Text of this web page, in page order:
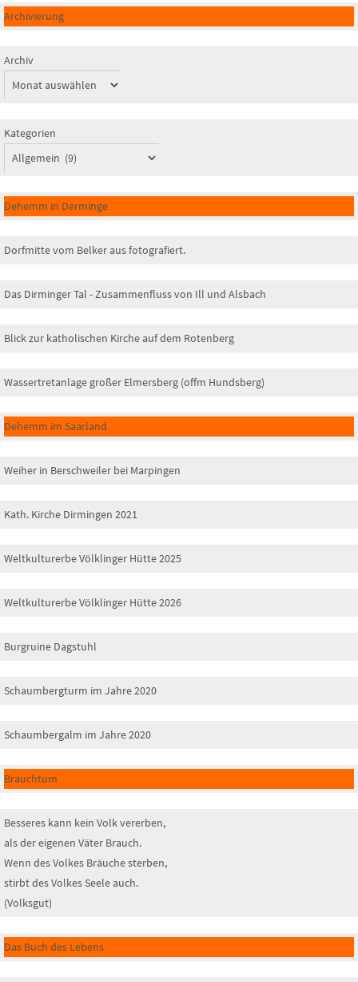
Archivierung
Archiv
Kategorien
Dehemm in Derminge
Dorfmitte vom Belker aus fotografiert.
Das Dirminger Tal - Zusammenfluss von Ill und Alsbach
Blick zur katholischen Kirche auf dem Rotenberg
Wassertretanlage großer Elmersberg (offm Hundsberg)
Dehemm im Saarland
Weiher in Berschweiler bei Marpingen
Kath. Kirche Dirmingen 2021
Weltkulturerbe Völklinger Hütte 2025
Weltkulturerbe Völklinger Hütte 2026
Burgruine Dagstuhl
Schaumbergturm im Jahre 2020
Schaumbergalm im Jahre 2020
Brauchtum
Besseres kann kein Volk vererben,
als der eigenen Väter Brauch.
Wenn des Volkes Bräuche sterben,
stirbt des Volkes Seele auch.
(Volksgut)
Das Buch des Lebens